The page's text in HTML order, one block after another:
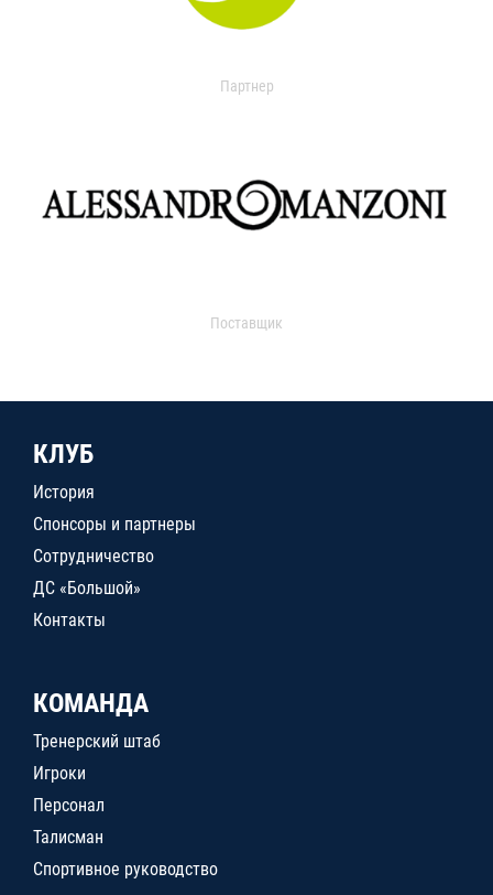
Партнер
Поставщик
КЛУБ
История
Спонсоры и партнеры
Сотрудничество
ДС «Большой»
Контакты
КОМАНДА
Тренерский штаб
Игроки
Персонал
Талисман
Спортивное руководство